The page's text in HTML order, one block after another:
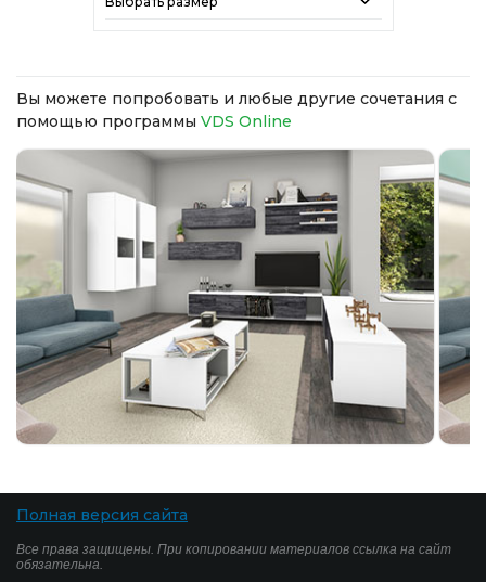
Вы можете попробовать и любые другие сочетания с
помощью программы VDS Online
Полная версия сайта
Все права защищены. При копировании материалов ссылка на сайт
обязательна.